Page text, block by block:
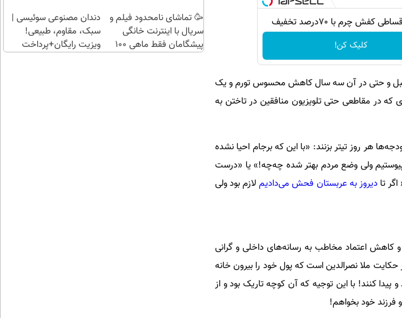
کفش چرم با 70درصد تخفیف
کلیک کن!
قبل و حتی در آن سه سال کاهش محسوس تورم و یک
در مقاطعی حتی تلویزیون منافقین در تاختن به
هر روز تیتر بزنند: «با این که برجام احیا نشده
ولی وضع مردم بهتر شده چه‌چه!» یا «درست
تادیروز به عربستان فحش می‌دادیملازم بود ولی
کاهش اعتماد مخاطب به رسانه‌های داخلی و گرانی
حکایت ملا نصرالدین است که پول خود را بیرون خانه
کنند! با این توجیه که آن کوچه تاریک بود و از
فرزند خود بخواهم!
🥳 تماشای نامحدود فیلم و
سریال با اینترنت خانگی
پیشگامان فقط ماهی 100
دندان مصنوعی سوئیسی |
سبک، مقاوم، طبیعی!
ویزیت رایگان+پرداخت